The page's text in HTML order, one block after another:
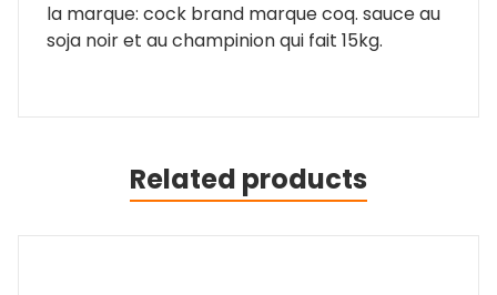
la marque: cock brand marque coq. sauce au
soja noir et au champinion qui fait 15kg.
Related products